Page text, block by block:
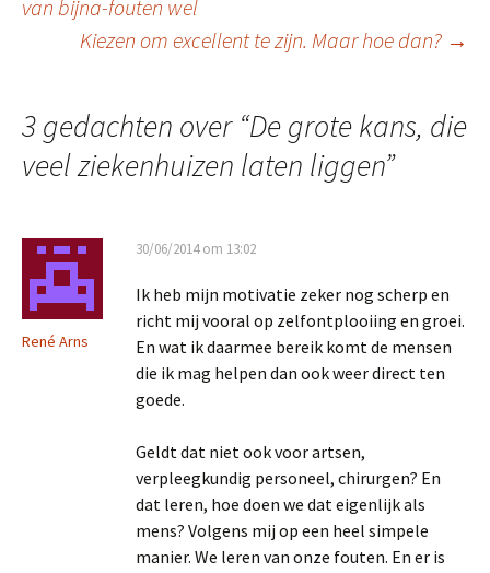
van bijna-fouten wel
Kiezen om excellent te zijn. Maar hoe dan? →
3 gedachten over “De grote kans, die
veel ziekenhuizen laten liggen”
René Arns
30/06/2014 om 13:02
Ik heb mijn motivatie zeker nog scherp en
richt mij vooral op zelfontplooiing en groei.
En wat ik daarmee bereik komt de mensen
die ik mag helpen dan ook weer direct ten
goede.
Geldt dat niet ook voor artsen,
verpleegkundig personeel, chirurgen? En
dat leren, hoe doen we dat eigenlijk als
mens? Volgens mij op een heel simpele
manier. We leren van onze fouten. En er is